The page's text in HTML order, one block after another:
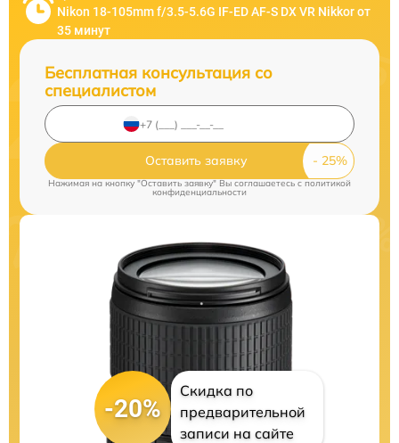
Nikon 18-105mm f/3.5-5.6G IF-ED AF-S DX VR Nikkor от
35 минут
Бесплатная консультация со
специалистом
Оставить заявку
Нажимая на кнопку "Оставить заявку" Вы соглашаетесь cполитикой
конфиденциальности
-20%
Скидка по
предварительной
записи на сайте